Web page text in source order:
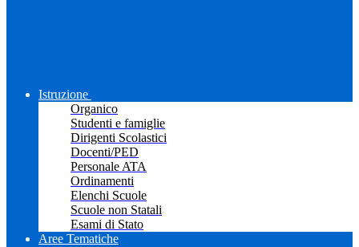
Istruzione
Organico
Studenti e famiglie
Dirigenti Scolastici
Docenti/PED
Personale ATA
Ordinamenti
Elenchi Scuole
Scuole non Statali
Esami di Stato
Aree Tematiche